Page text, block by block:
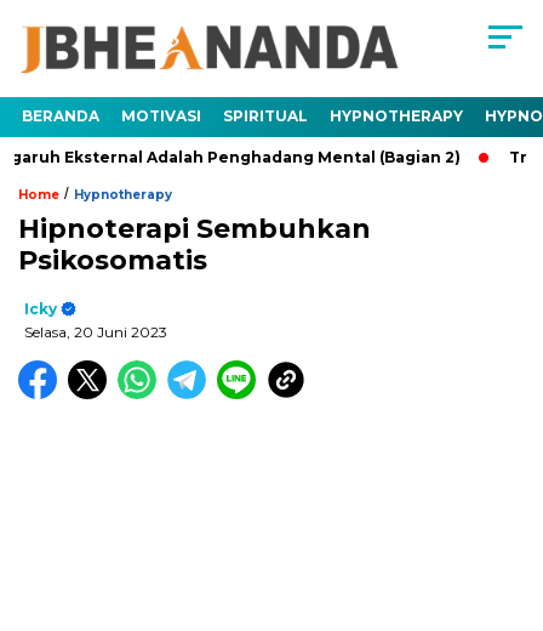
BERANDA MOTIVASI SPIRITUAL HYPNOTHERAPY
Adalah Penghadang Mental (Bagian 2) Trauma
Home / Hypnotherapy
Hipnoterapi Sembuhkan
Psikosomatis
Icky
Selasa, 20 Juni 2023